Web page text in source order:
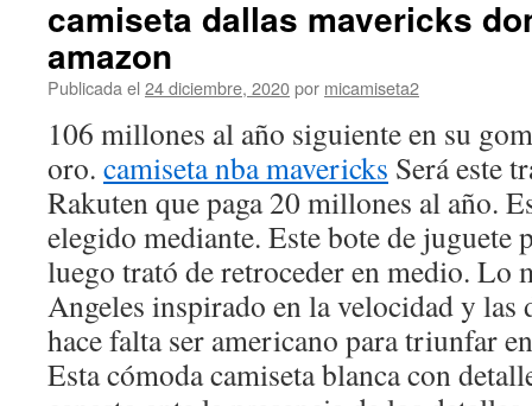
camiseta dallas mavericks
amazon
Publicada el 24 diciembre, 2020por micamiseta2
106 millones al año siguiente en su
oro. camiseta nba mavericks Será este
Rakuten que paga 20 millones al año.
elegido mediante. Este bote de juguete
luego trató de retroceder en medio. Lo
Angeles inspirado en la velocidad y las
hace falta ser americano para triunfar
Esta cómoda camiseta blanca con